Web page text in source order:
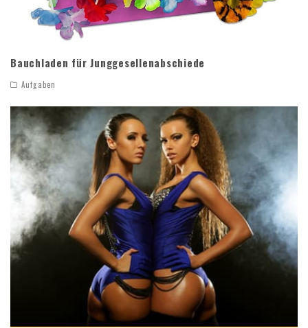
Bauchladen für Junggesellenabschiede
Aufgaben